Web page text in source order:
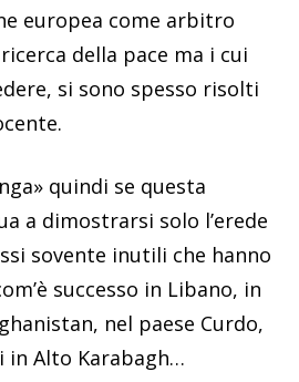
europea come arbitro
della pace ma i cui
si sono spesso risolti
quindi se questa
a dimostrarsi solo l’erede
sovente inutili che hanno
successo in Libano, in
nel paese Curdo,
in Alto Karabagh…